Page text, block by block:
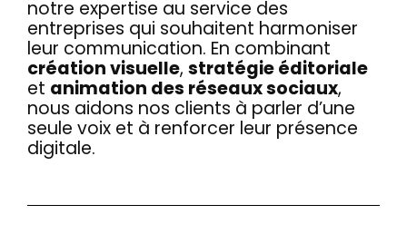
notre expertise au service des
entreprises qui souhaitent harmoniser
leur communication. En combinant
création visuelle, stratégie éditoriale
et animation des réseaux sociaux,
nous aidons nos clients à parler d’une
seule voix et à renforcer leur présence
digitale.